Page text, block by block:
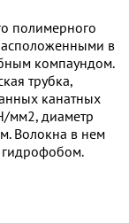
полимерного
в
компаундом.
трубка,
канатных
мм2, диаметр
Волокна в нем
гидрофобом.